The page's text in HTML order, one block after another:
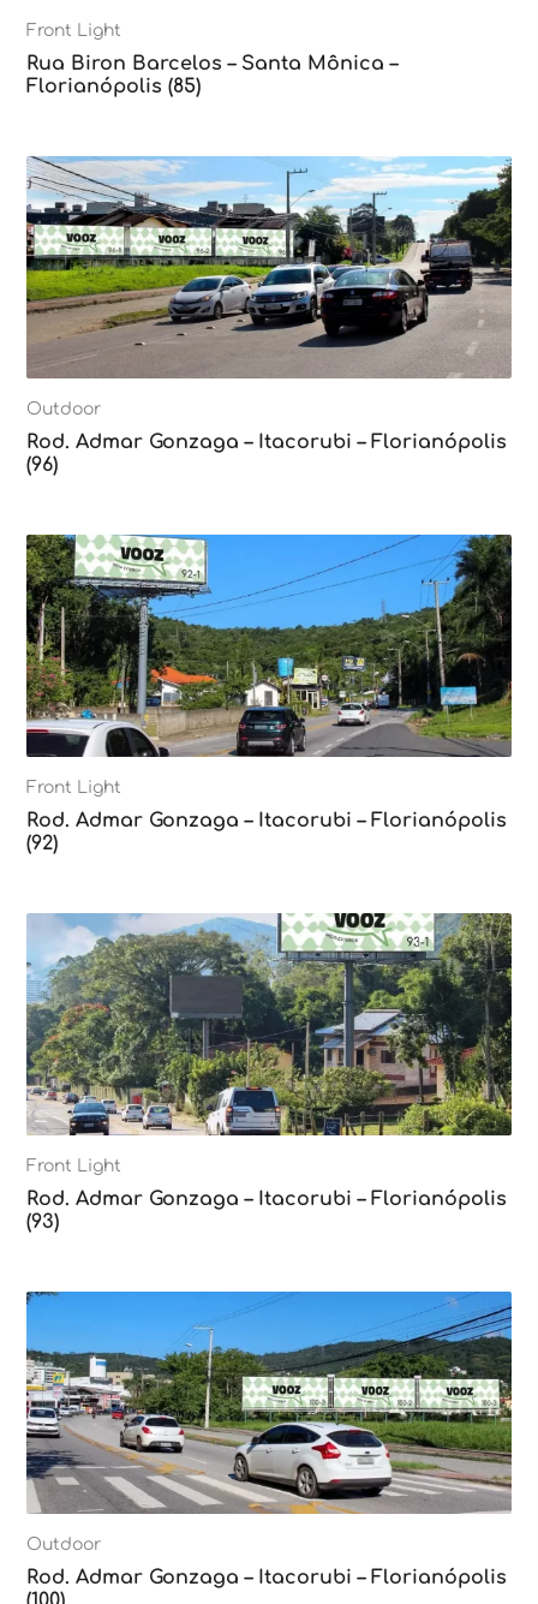
Front Light
Rua Biron Barcelos – Santa Mônica –
Florianópolis (85)
Outdoor
Rod. Admar Gonzaga – Itacorubi – Florianópolis
(96)
Front Light
Rod. Admar Gonzaga – Itacorubi – Florianópolis
(92)
Front Light
Rod. Admar Gonzaga – Itacorubi – Florianópolis
(93)
Outdoor
Rod. Admar Gonzaga – Itacorubi – Florianópolis